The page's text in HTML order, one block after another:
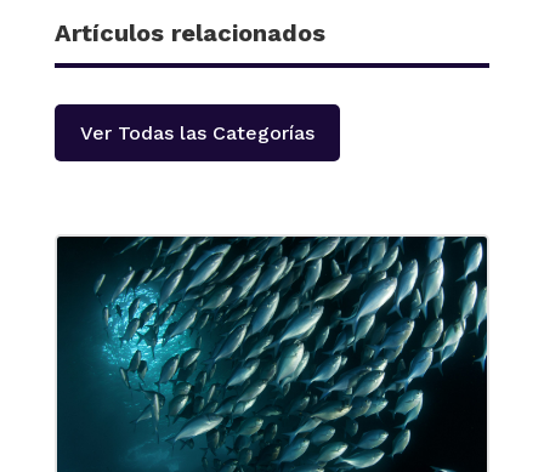
Artículos relacionados
Ver Todas las Categorías